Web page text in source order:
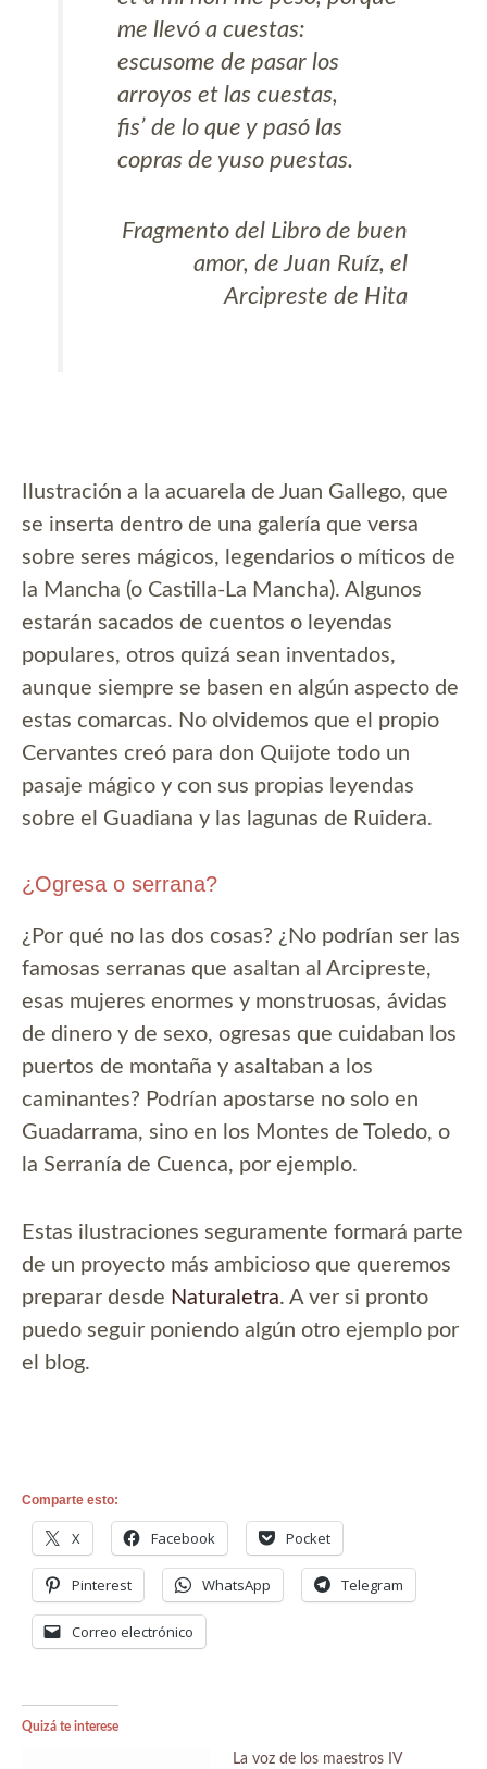
me llevó a cuestas:
escusome de pasar los
arroyos et las cuestas,
fis’ de lo que y pasó las
copras de yuso puestas.
Fragmento del Libro de buen
amor, de Juan Ruíz, el
Arcipreste de Hita
Ilustración a la acuarela de Juan Gallego, que
se inserta dentro de una galería que versa
sobre seres mágicos, legendarios o míticos de
la Mancha (o Castilla-La Mancha). Algunos
estarán sacados de cuentos o leyendas
populares, otros quizá sean inventados,
aunque siempre se basen en algún aspecto de
estas comarcas. No olvidemos que el propio
Cervantes creó para don Quijote todo un
pasaje mágico y con sus propias leyendas
sobre el Guadiana y las lagunas de Ruidera.
¿Ogresa o serrana?
¿Por qué no las dos cosas? ¿No podrían ser las
famosas serranas que asaltan al Arcipreste,
esas mujeres enormes y monstruosas, ávidas
de dinero y de sexo, ogresas que cuidaban los
puertos de montaña y asaltaban a los
caminantes? Podrían apostarse no solo en
Guadarrama, sino en los Montes de Toledo, o
la Serranía de Cuenca, por ejemplo.
Estas ilustraciones seguramente formará parte
de un proyecto más ambicioso que queremos
preparar desde Naturaletra. A ver si pronto
puedo seguir poniendo algún otro ejemplo por
el blog.
Comparte esto:
X Facebook Pocket
Pinterest WhatsApp Telegram
Correo electrónico
Quizá te interese
La voz de los maestros IV